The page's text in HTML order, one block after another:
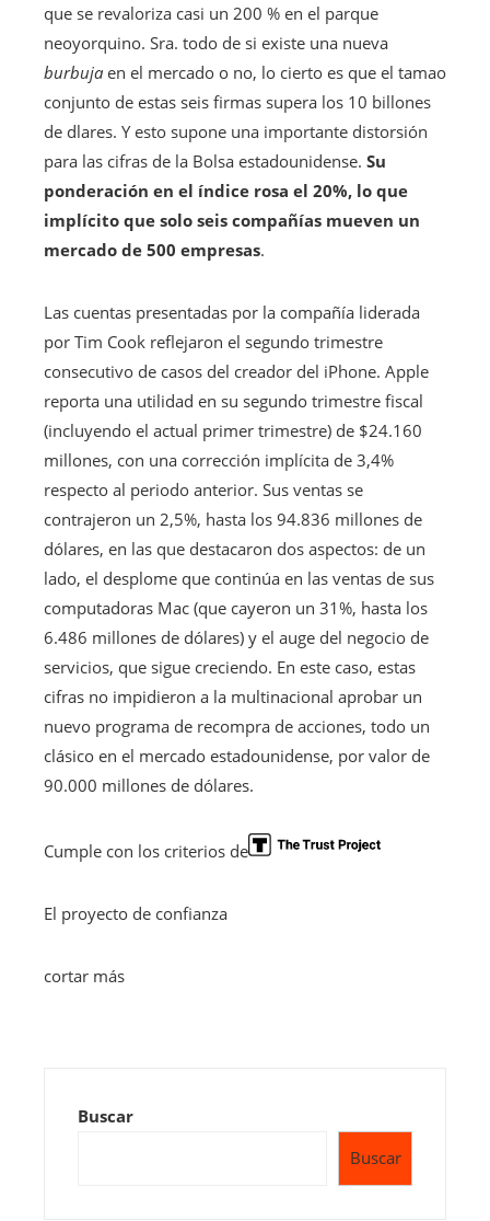
que se revaloriza casi un 200 % en el parque
neoyorquino. Sra. todo de si existe una nueva
burbuja en el mercado o no, lo cierto es que el tamao
conjunto de estas seis firmas supera los 10 billones
de dlares. Y esto supone una importante distorsión
para las cifras de la Bolsa estadounidense. Su
ponderación en el índice rosa el 20%, lo que
implícito que solo seis compañías mueven un
mercado de 500 empresas.
Las cuentas presentadas por la compañía liderada
por Tim Cook reflejaron el segundo trimestre
consecutivo de casos del creador del iPhone. Apple
reporta una utilidad en su segundo trimestre fiscal
(incluyendo el actual primer trimestre) de $24.160
millones, con una corrección implícita de 3,4%
respecto al periodo anterior. Sus ventas se
contrajeron un 2,5%, hasta los 94.836 millones de
dólares, en las que destacaron dos aspectos: de un
lado, el desplome que continúa en las ventas de sus
computadoras Mac (que cayeron un 31%, hasta los
6.486 millones de dólares) y el auge del negocio de
servicios, que sigue creciendo. En este caso, estas
cifras no impidieron a la multinacional aprobar un
nuevo programa de recompra de acciones, todo un
clásico en el mercado estadounidense, por valor de
90.000 millones de dólares.
Cumple con los criterios de
El proyecto de confianza
cortar más
Buscar
Buscar